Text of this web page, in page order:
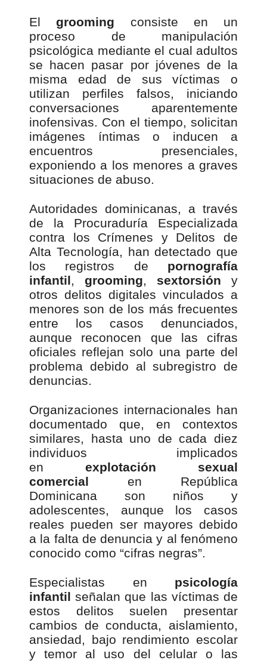
Elgrooming consiste en un
proceso de manipulación
psicológica mediante el cual adultos
se hacen pasar por jóvenes de la
misma edad de sus víctimas o
utilizan perfiles falsos, iniciando
conversaciones aparentemente
inofensivas. Con el tiempo, solicitan
imágenes íntimas o inducen a
encuentros presenciales,
exponiendo a los menores a graves
situaciones de abuso.
Autoridades dominicanas, a través
de la Procuraduría Especializada
contra los Crímenes y Delitos de
Alta Tecnología, han detectado que
los registros de pornografía
infantil, grooming, sextorsión y
otros delitos digitales vinculados a
menores son de los más frecuentes
entre los casos denunciados,
aunque reconocen que las cifras
oficiales reflejan solo una parte del
problema debido al subregistro de
denuncias.
Organizaciones internacionales han
documentado que, en contextos
similares, hasta uno de cada diez
individuos implicados
en explotación sexual
comercial en República
Dominicana son niños y
adolescentes, aunque los casos
reales pueden ser mayores debido
a la falta de denuncia y al fenómeno
conocido como “cifras negras”.
Especialistas en psicología
infantil señalan que las víctimas de
estos delitos suelen presentar
cambios de conducta, aislamiento,
ansiedad, bajo rendimiento escolar
y temor al uso del celular o las